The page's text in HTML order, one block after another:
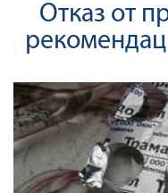
Отказ от